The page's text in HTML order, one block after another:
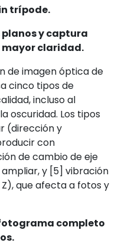
trípode.
y captura
mayor claridad.
de imagen óptica de
cinco tipos de
incluso al
oscuridad. Los tipos
(dirección y
con
de cambio de eje
ampliar, y [5] vibración
que afecta a fotos y
completo